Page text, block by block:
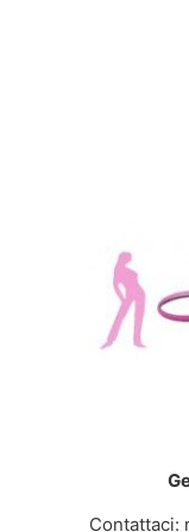
Contattaci: